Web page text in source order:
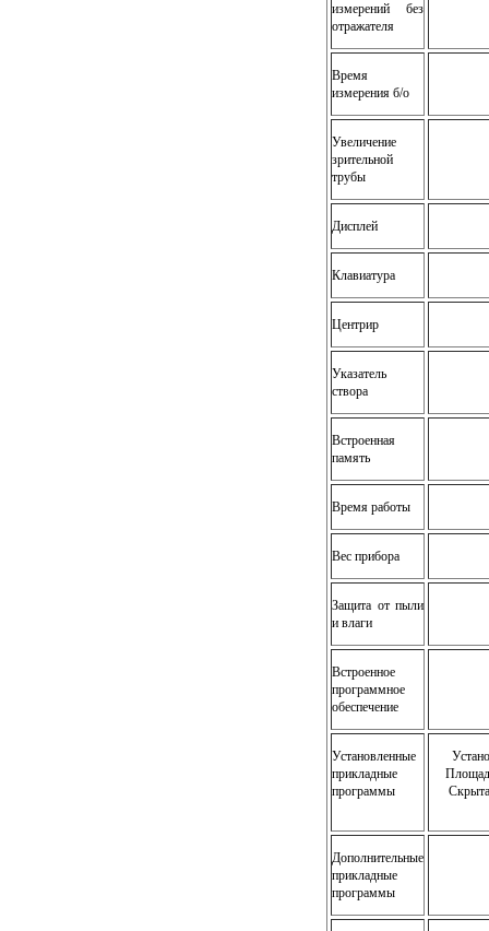
измерений без
отражателя
Время
измерения б/о
Увеличение
зрительной
трубы
Дисплей
Клавиатура
Центрир
Указатель
створа
Встроенная
память
Время работы
Вес прибора
Защита от пыли
и влаги
Встроенное
программное
обеспечение
Установленные
прикладные
программы
Дополнительные
прикладные
программы